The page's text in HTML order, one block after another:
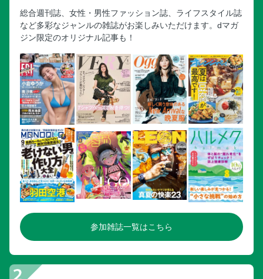
08 2大聖地を巡礼する
読めば快晴ハレ旅STUDY 琉球創生の神アマミキヨ
09 首里でヒストリカル散歩
10 沖縄っぽ体験スポットへ♪
11 沖縄的テーマパークへGO！
12 シーサイドロードをドライブ
TOWN 沖縄・首里 01 国際通りを端から端までぶらぶ
ら歩いてみる／02 沖縄の伝統にふれる体験型カルチャー施
設へ
03 屋台村で美味なうちなーグルメに舌鼓／04 沖縄美ら
海水族館を体験する♪
05 浮島通りでおしゃれなカフェ＆雑貨店めぐり
06 芸術の街の薫りが漂う桜坂通りへ
07 那覇のセレクトショップで沖縄の“いいモノ”を買う／
08 手になじむ器を求めて壺屋やちむん通りへ
09 那覇市内で唯一の遊泳ビーチへGO♪／10 フライト前
はウミカジテラスで遊ぶ
南部 01 沖縄戦跡地で静かに平和を祈る
総合週刊誌、女性・男性ファッション誌、ライフスタイル誌
など多彩なジャンルの雑誌がお楽しみいただけます。dマガ
ジン限定のオリジナル記事も！
参加雑誌一覧はこちら